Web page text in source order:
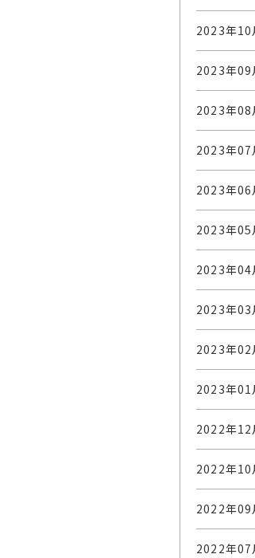
2023年10
2023年09
2023年08
2023年07
2023年06
2023年05
2023年04
2023年03
2023年02
2023年01
2022年12
2022年10
2022年09
2022年07